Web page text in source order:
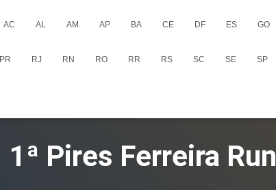
AC AL AM AP BA CE DF ES GO
PR RJ RN RO RR RS SC SE SP
1ª Pires Ferreira Run